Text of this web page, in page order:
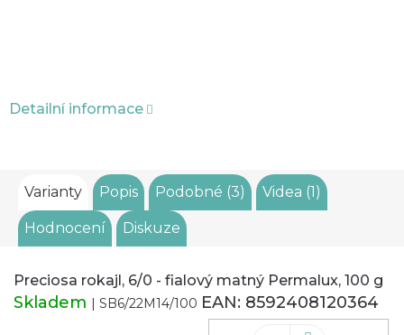
Detailní informace
Varianty Popis Podobné (3) Videa (1)
Hodnocení Diskuze
Preciosa rokajl, 6/0 - fialový matný Permalux, 100 g
Skladem | SB6/22M14/100 EAN: 8592408120364